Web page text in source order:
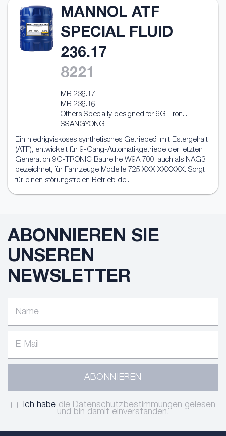
MANNOL ATF
SPECIAL FLUID
236.17
8221
MB 236.17
MB 236.16
Others Specially designed for 9G-Tron...
SSANGYONG
Ein niedrigviskoses synthetisches Getriebeöl mit Estergehalt
(ATF), entwickelt für 9-Gang-Automatikgetriebe der letzten
Generation 9G-TRONIC Baureihe W9A 700, auch als NAG3
bezeichnet, für Fahrzeuge Modelle 725.XXX XXXXXX. Sorgt
für einen störungsfreien Betrieb de...
ABONNIEREN SIE
UNSEREN
NEWSLETTER
ABONNIEREN
Ich habe die Datenschutzbestimmungen gelesen
und bin damit einverstanden.